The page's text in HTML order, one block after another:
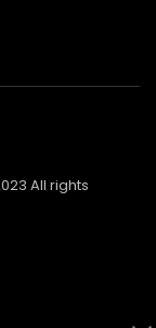
All rights